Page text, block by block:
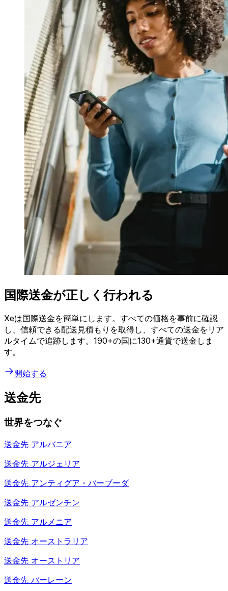
国際送金が正しく行われる
Xeは国際送金を簡単にします。すべての価格を事前に確認
し、信頼できる配送見積もりを取得し、すべての送金をリア
ルタイムで追跡します。190+の国に130+通貨で送金しま
す。
開始する
送金先
世界をつなぐ
送金先 アルバニア
送金先 アルジェリア
送金先 アンティグア・バーブーダ
送金先 アルゼンチン
送金先 アルメニア
送金先 オーストラリア
送金先 オーストリア
送金先 バーレーン